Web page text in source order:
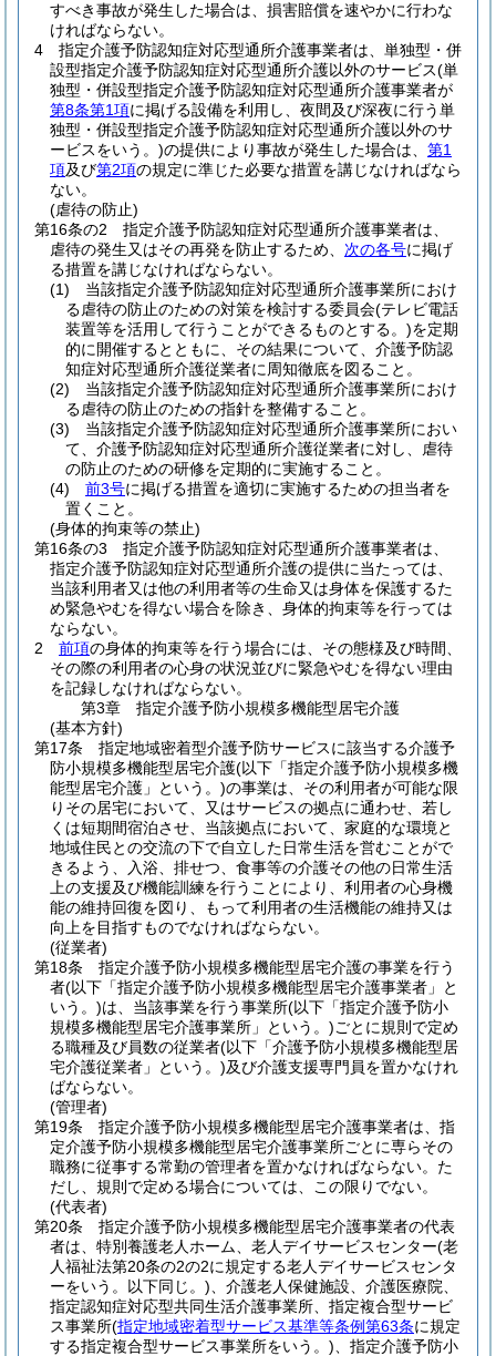
すべき事故が発生した場合は、損害賠償を速やかに行わな
ければならない。
4
指定介護予防認知症対応型通所介護事業者は、単独型・併
設型指定介護予防認知症対応型通所介護以外のサービス(単
独型・併設型指定介護予防認知症対応型通所介護事業者が
第8条第1項に掲げる設備を利用し、夜間及び深夜に行う単
独型・併設型指定介護予防認知症対応型通所介護以外のサ
ービスをいう。)の提供により事故が発生した場合は、 第1
項及び第2項の規定に準じた必要な措置を講じなければなら
ない。
(虐待の防止)
第16条の2
指定介護予防認知症対応型通所介護事業者は、
虐待の発生又はその再発を防止するため、 次の各号に掲げ
る措置を講じなければならない。
(1)
当該指定介護予防認知症対応型通所介護事業所におけ
る虐待の防止のための対策を検討する委員会(テレビ電話
装置等を活用して行うことができるものとする。)を定期
的に開催するとともに、その結果について、介護予防認
知症対応型通所介護従業者に周知徹底を図ること。
(2)
当該指定介護予防認知症対応型通所介護事業所におけ
る虐待の防止のための指針を整備すること。
(3)
当該指定介護予防認知症対応型通所介護事業所におい
て、介護予防認知症対応型通所介護従業者に対し、虐待
の防止のための研修を定期的に実施すること。
(4)
前3号に掲げる措置を適切に実施するための担当者を
置くこと。
(身体的拘束等の禁止)
第16条の3
指定介護予防認知症対応型通所介護事業者は、
指定介護予防認知症対応型通所介護の提供に当たっては、
当該利用者又は他の利用者等の生命又は身体を保護するた
め緊急やむを得ない場合を除き、身体的拘束等を行っては
ならない。
2
前項の身体的拘束等を行う場合には、その態様及び時間、
その際の利用者の心身の状況並びに緊急やむを得ない理由
を記録しなければならない。
第3章
指定介護予防小規模多機能型居宅介護
(基本方針)
第17条
指定地域密着型介護予防サービスに該当する介護予
防小規模多機能型居宅介護(以下「指定介護予防小規模多機
能型居宅介護」という。)の事業は、その利用者が可能な限
りその居宅において、又はサービスの拠点に通わせ、若し
くは短期間宿泊させ、当該拠点において、家庭的な環境と
地域住民との交流の下で自立した日常生活を営むことがで
きるよう、入浴、排せつ、食事等の介護その他の日常生活
上の支援及び機能訓練を行うことにより、利用者の心身機
能の維持回復を図り、もって利用者の生活機能の維持又は
向上を目指すものでなければならない。
(従業者)
第18条
指定介護予防小規模多機能型居宅介護の事業を行う
者(以下「指定介護予防小規模多機能型居宅介護事業者」と
いう。)は、当該事業を行う事業所(以下「指定介護予防小
規模多機能型居宅介護事業所」という。)ごとに規則で定め
る職種及び員数の従業者(以下「介護予防小規模多機能型居
宅介護従業者」という。)及び介護支援専門員を置かなけれ
ばならない。
(管理者)
第19条
指定介護予防小規模多機能型居宅介護事業者は、指
定介護予防小規模多機能型居宅介護事業所ごとに専らその
職務に従事する常勤の管理者を置かなければならない。 た
だし、規則で定める場合については、この限りでない。
(代表者)
第20条
指定介護予防小規模多機能型居宅介護事業者の代表
者は、特別養護老人ホーム、老人デイサービスセンター(老
人福祉法第20条の2の2に規定する老人デイサービスセンタ
ーをいう。以下同じ。) 、介護老人保健施設、介護医療院、
指定認知症対応型共同生活介護事業所、指定複合型サービ
ス事業所(指定地域密着型サービス基準等条例第63条に規定
する指定複合型サービス事業所をいう。) 、指定介護予防小